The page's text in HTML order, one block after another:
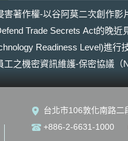
請日還可以作?獲
的起始日期。
方便性之鼓
申請數量激增並
申請的大關，同
約(PCT)規定所
續列在最大用戶
快的是亞洲大陸
中國大陸。
害著作權-以谷阿莫二次創作影
Trade Secrets Act的晚近
Readiness Level)進行
工之機密資訊維護-保密協議（
台北市106敦化南路二
+886-2-6631-1000